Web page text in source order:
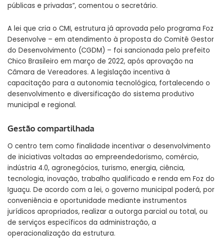
públicas e privadas”, comentou o secretário.
A lei que cria o CMI, estrutura já aprovada pelo programa Foz
Desenvolve – em atendimento à proposta do Comitê Gestor
do Desenvolvimento (CGDM) – foi sancionada pelo prefeito
Chico Brasileiro em março de 2022, após aprovação na
Câmara de Vereadores. A legislação incentiva à
capacitação para a autonomia tecnológica, fortalecendo o
desenvolvimento e diversificação do sistema produtivo
municipal e regional.
Gestão compartilhada
O centro tem como finalidade incentivar o desenvolvimento
de iniciativas voltadas ao empreendedorismo, comércio,
indústria 4.0, agronegócios, turismo, energia, ciência,
tecnologia, inovação, trabalho qualificado e renda em Foz do
Iguaçu. De acordo com a lei, o governo municipal poderá, por
conveniência e oportunidade mediante instrumentos
jurídicos apropriados, realizar a outorga parcial ou total, ou
de serviços específicos da administração, a
operacionalização da estrutura.